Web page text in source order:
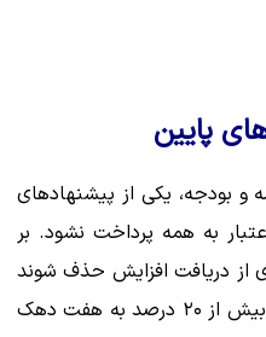
پایین
و بودجه، یکی از پیشنهادهای
به همه پرداخت نشود. بر
از دریافت افزایش حذف شوند
و منابع حاصل، به شکل افزایشی بیش از ۲۰ درصد به هفت دهک